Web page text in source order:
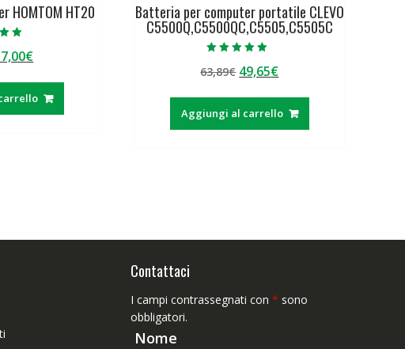
HOMTOM HT20
€Il
attuale
è:
Batteria per computer portatile CLEVO
C5500Q,C5500QC,C5505,C5505C
5.00
su 5
63,89€ Il
originale
era:
49,65€Il
attuale
è:
Aggiungi al carrello
Contattaci
I campi contrassegnati con * sono
obbligatori.
Nome